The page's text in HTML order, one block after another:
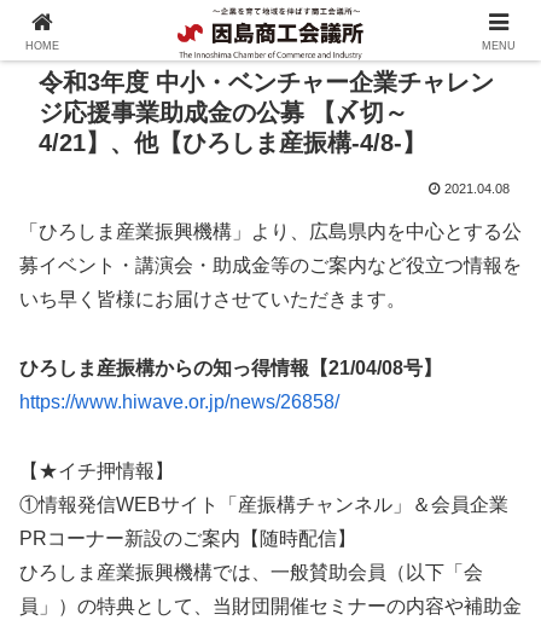
令和3年度 中小・ベンチャー企業チャレン
ジ応援事業助成金の公募 【〆切～
4/21】、他【ひろしま産振構-4/8-】
2021.04.08
「ひろしま産業振興機構」より、広島県内を中心とする公
募イベント・講演会・助成金等のご案内など役立つ情報を
いち早く皆様にお届けさせていただきます。
ひろしま産振構からの知っ得情報【21/04/08号】
https://www.hiwave.or.jp/news/26858/
【★イチ押情報】
①情報発信WEBサイト「産振構チャンネル」＆会員企業
PRコーナー新設のご案内【随時配信】
ひろしま産業振興機構では、一般賛助会員（以下「会
員」）の特典として、当財団開催セミナーの内容や補助金
HOME MENU